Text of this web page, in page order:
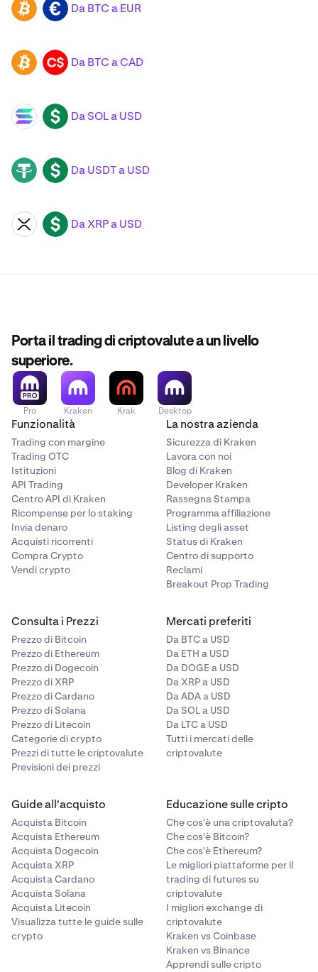
BTC EUR Da BTC a EUR
BTC CAD Da BTC a CAD
SOL USD Da SOL a USD
USDT USD Da USDT a USD
XRP USD Da XRP a USD
Porta il trading di criptovalute a un livello
superiore.
Pro Kraken Krak Desktop
Funzionalità
Trading con margine
Trading OTC
Istituzioni
API Trading
Centro API di Kraken
Ricompense per lo staking
Invia denaro
Acquisti ricorrenti
Compra Crypto
Vendi crypto
La nostra azienda
Sicurezza di Kraken
Lavora con noi
Blog di Kraken
Developer Kraken
Rassegna Stampa
Programma affiliazione
Listing degli asset
Status di Kraken
Centro di supporto
Reclami
Breakout Prop Trading
Consulta i Prezzi
Prezzo di Bitcoin
Prezzo di Ethereum
Prezzo di Dogecoin
Prezzo di XRP
Prezzo di Cardano
Prezzo di Solana
Prezzo di Litecoin
Categorie di crypto
Prezzi di tutte le criptovalute
Previsioni dei prezzi
Mercati preferiti
Da BTC a USD
Da ETH a USD
Da DOGE a USD
Da XRP a USD
Da ADA a USD
Da SOL a USD
Da LTC a USD
Tutti i mercati delle
criptovalute
Guide all'acquisto
Acquista Bitcoin
Acquista Ethereum
Acquista Dogecoin
Acquista XRP
Acquista Cardano
Acquista Solana
Acquista Litecoin
Visualizza tutte le guide sulle
crypto
Educazione sulle cripto
Che cos'è una criptovaluta?
Che cos'è Bitcoin?
Che cos'è Ethereum?
Le migliori piattaforme per il
trading di futures su
criptovalute
I migliori exchange di
criptovalute
Kraken vs Coinbase
Kraken vs Binance
Apprendi sulle cripto